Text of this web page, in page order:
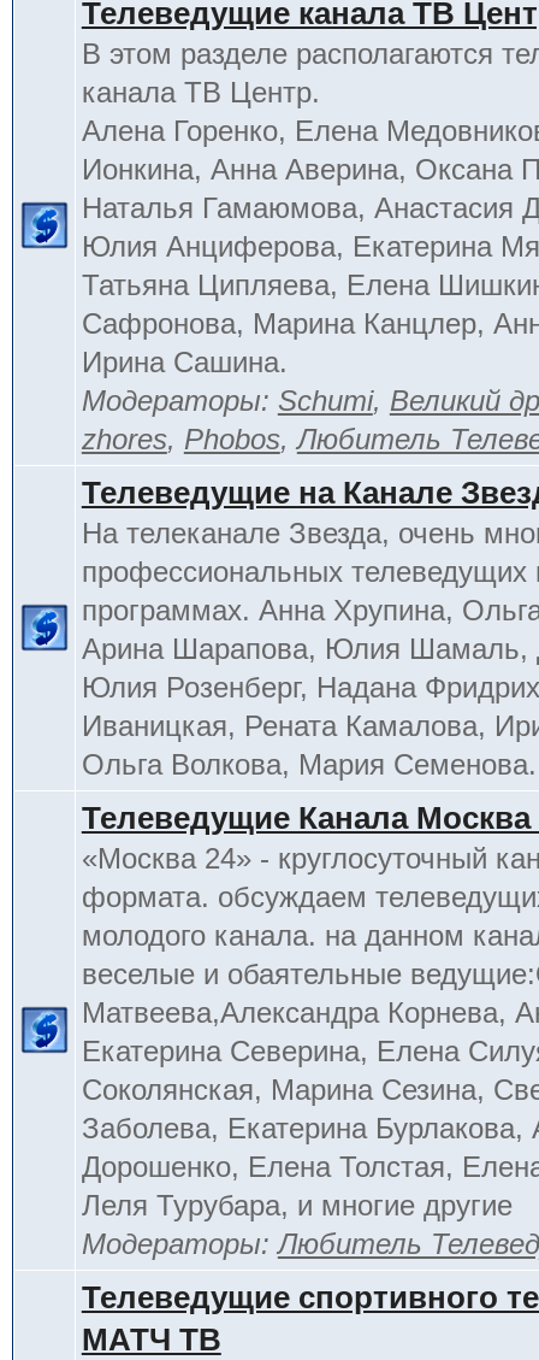
Телеведущие канала ТВ
В этом разделе располагаются
канала ТВ Центр.
Алена Горенко, Елена
Ионкина, Анна Аверина, Оксана
Наталья Гамаюмова, Анастасия
Юлия Анциферова, Екатерина
Татьяна Ципляева, Елена
Сафронова, Марина Канцлер,
Ирина Сашина.
Модераторы: Schumi, Великий
zhores, Phobos,Любитель
Телеведущие на Канале
На телеканале Звезда, очень
профессиональных телеведущих
программах. Анна Хрупина,
Арина Шарапова, Юлия Шамаль,
Юлия Розенберг, Надана
Иваницкая, Рената Камалова,
Ольга Волкова, Мария Семенова.
Телеведущие Канала Москва
«Москва 24» - круглосуточный
формата. обсуждаем
молодого канала. на данном
веселые и обаятельные
Матвеева,Александра Корнева,
Екатерина Северина, Елена
Соколянская, Марина Сезина,
Заболева, Екатерина Бурлакова,
Дорошенко, Елена Толстая,
Леля Турубара, и многие другие
Модераторы:Любитель
Телеведущие спортивного
МАТЧ ТВ